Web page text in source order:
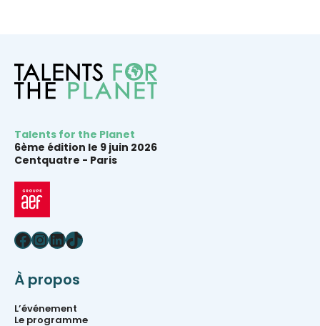
Talents for the Planet
6ème édition le 9 juin 2026
Centquatre - Paris
Facebook
Instagram
LinkedIn
TikTok
À propos
L’événement
Le programme